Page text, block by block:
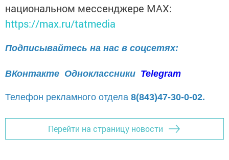
национальном мессенджере MАХ:
https://max.ru/tatmedia
Подписывайтесь на нас в соцсетях:
ВКонтакте Одноклассники Telegram
Телефон рекламного отдела 8(843)47-30-0-02.
Перейти на страницу новости